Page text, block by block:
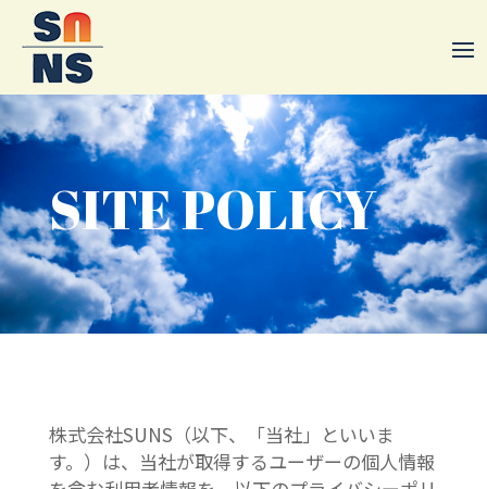
SITE POLICY
株式会社SUNS（以下、「当社」といいま
す。）は、当社が取得するユーザーの個人情報